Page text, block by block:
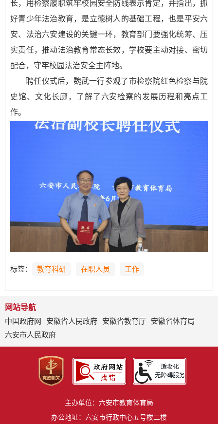
长，用检察履职筑牢校园安全防线表示肯定，并指出，抓
好青少年法治教育，是立德树人的基础工程，也是平安六
安、法治六安建设的关键一环，教育部门要强化统筹、压
实责任，推动法治教育常态长效，学校要主动对接、密切
配合，守牢校园法治安全主阵地。
聘任仪式后，魏武一行参观了市检察院红色检察与院
史馆、文化长廊，了解了六安检察的发展历程和亮点工
作。
标签： 教育科研 在职人员 工作
网站导航
中国政府网
安徽省人民政府 安徽省教育厅
安徽省体育局
六安市人民政府
主办单位：六安市教育体育局
办公地址：六安市行政中心五号楼二楼